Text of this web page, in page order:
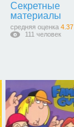
Секретные
материалы
средняя оценка 4.37
111 человек